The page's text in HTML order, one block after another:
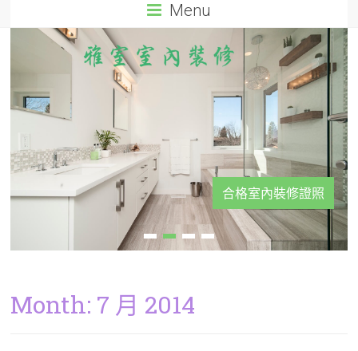
Menu
合格室內裝修證照
專業服務、價格優惠、職人精緻工藝
Month: 7 月 2014